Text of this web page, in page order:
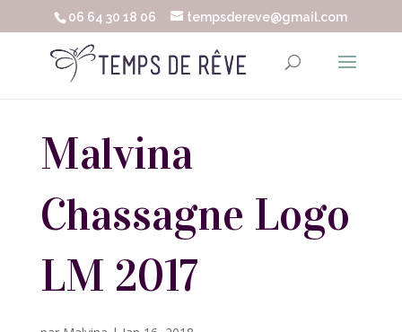
06 64 30 18 06 tempsdereve@gmail.com
Malvina
Chassagne Logo
LM 2017